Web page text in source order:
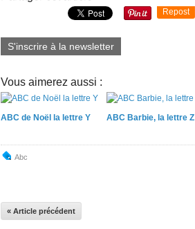
Repost
S'inscrire à la newsletter
Vous aimerez aussi :
ABC de Noël la lettre Y ABC Barbie, la lettre Z
Abc
« Article précédent